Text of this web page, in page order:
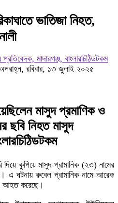
ভাতিজা নিহত,
মাদারগঞ্জ, বাংলারচিঠিডটকম
রবিবার, ১৩ জুলাই ২০২৫
মাসুদ প্রমাণিক ও
ছবি নিহত মাসুদ
দিয়ে কুপিয়ে মাসুদ প্রামানিক (২৩) নামের
এ ঘটনায় রুবেল প্রামানিক নামে আরেক
আহত করেছে।